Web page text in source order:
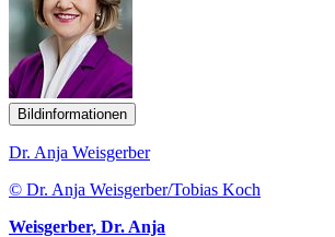
Bildinformationen
Dr. Anja Weisgerber
© Dr. Anja Weisgerber/Tobias Koch
Weisgerber, Dr. Anja